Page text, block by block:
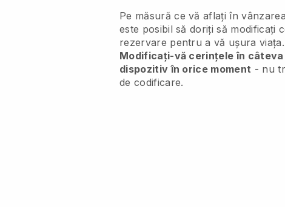
Pe măsură ce vă aflați în
este posibil să doriți să modificați
rezervare pentru a vă ușura viața.
Modificați-vă cerințele în
dispozitiv în orice moment - nu
de codificare.